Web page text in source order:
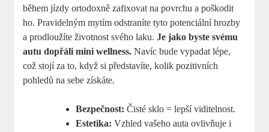
během jízdy ortodoxně zafixovat na povrchu a poškodit
ho. Pravidelným mytím odstraníte tyto potenciální hrozby
a prodloužíte životnost svého laku.Je jako byste svému
autu dopřáli mini wellness. Navíc bude vypadat lépe,
což stojí za to, když si představíte, kolik pozitivních
pohledů na sebe získáte.
Bezpečnost: Čisté sklo = lepší viditelnost.
Estetika: Vzhled vašeho auta ovlivňuje i